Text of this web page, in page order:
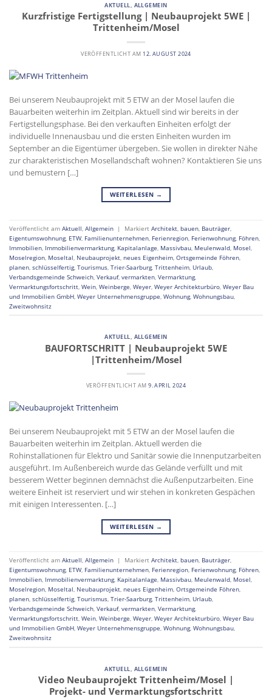
AKTUELL, ALLGEMEIN
Kurzfristige Fertigstellung | Neubauprojekt 5WE |
Trittenheim/Mosel
VERÖFFENTLICHT AM 12. AUGUST 2024
Bei unserem Neubauprojekt mit 5 ETW an der Mosel laufen die
Bauarbeiten weiterhin im Zeitplan. Aktuell sind wir bereits in der
Fertigstellungsphase. Bei den verkauften Einheiten erfolgt der
individuelle Innenausbau und die ersten Einheiten wurden im
September an die Eigentümer übergeben. Sie wollen in direkter Nähe
zur charakteristischen Mosellandschaft wohnen? Kontaktieren Sie uns
und bemustern […]
WEITERLESEN →
Veröffentlicht am Aktuell, Allgemein | Markiert Architekt, bauen, Bauträger,
Eigentumswohnung, ETW, Familienunternehmen, Ferienregion, Ferienwohnung, Föhren,
Immobilien, Immobilienvermarktung, Kapitalanlage, Massivbau, Meulenwald, Mosel,
Moselregion, Moseltal, Neubauprojekt, neues Eigenheim, Ortsgemeinde Föhren,
planen, schlüsselfertig, Tourismus, Trier-Saarburg, Trittenheim, Urlaub,
Verbandsgemeinde Schweich, Verkauf, vermarkten, Vermarktung,
Vermarktungsfortschritt, Wein, Weinberge, Weyer, Weyer Architekturbüro, Weyer Bau
und Immobilien GmbH, Weyer Unternehmensgruppe, Wohnung, Wohnungsbau,
Zweitwohnsitz
AKTUELL, ALLGEMEIN
BAUFORTSCHRITT | Neubauprojekt 5WE
|Trittenheim/Mosel
VERÖFFENTLICHT AM9. APRIL 2024
Bei unserem Neubauprojekt mit 5 ETW an der Mosel laufen die
Bauarbeiten weiterhin im Zeitplan. Aktuell werden die
Rohinstallationen für Elektro und Sanitär sowie die Innenputzarbeiten
ausgeführt. Im Außenbereich wurde das Gelände verfüllt und mit
besserem Wetter beginnen demnächst die Außenputzarbeiten. Eine
weitere Einheit ist reserviert und wir stehen in konkreten Gespächen
mit einigen Interessenten. […]
WEITERLESEN →
Veröffentlicht am Aktuell, Allgemein | Markiert Architekt, bauen, Bauträger,
Eigentumswohnung, ETW, Familienunternehmen, Ferienregion, Ferienwohnung, Föhren,
Immobilien, Immobilienvermarktung, Kapitalanlage, Massivbau, Meulenwald, Mosel,
Moselregion, Moseltal, Neubauprojekt, neues Eigenheim, Ortsgemeinde Föhren,
planen, schlüsselfertig, Tourismus, Trier-Saarburg, Trittenheim, Urlaub,
Verbandsgemeinde Schweich, Verkauf, vermarkten, Vermarktung,
Vermarktungsfortschritt, Wein, Weinberge, Weyer, Weyer Architekturbüro, Weyer Bau
und Immobilien GmbH, Weyer Unternehmensgruppe, Wohnung, Wohnungsbau,
Zweitwohnsitz
AKTUELL ALLGEMEIN
Video Neubauprojekt Trittenheim/Mosel |
Projekt- und Vermarktungsfortschritt